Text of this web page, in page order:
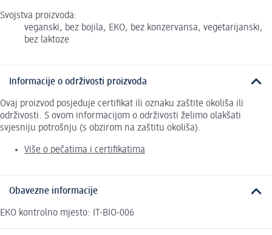
Svojstva proizvoda:
veganski, bez bojila, EKO, bez konzervansa, vegetarijanski,
bez laktoze
Informacije o održivosti proizvoda
Ovaj proizvod posjeduje certifikat ili oznaku zaštite okoliša ili
održivosti. S ovom informacijom o održivosti želimo olakšati
svjesniju potrošnju (s obzirom na zaštitu okoliša).
Više o pečatima i certifikatima
Obavezne informacije
EKO kontrolno mjesto: IT-BIO-006